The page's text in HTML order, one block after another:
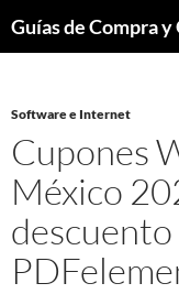
Guías de Compra
Software e Internet
Cupones
México